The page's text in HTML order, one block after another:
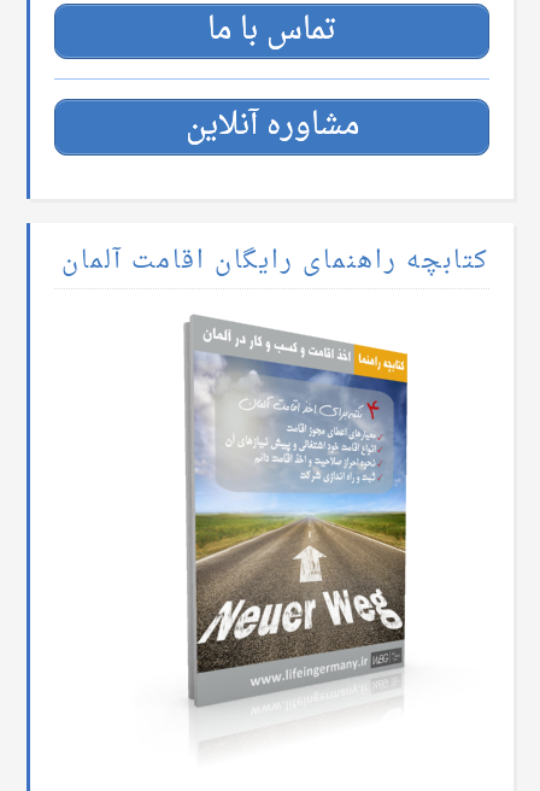
تماس با ما
مشاوره آنلاین
کتابچه راهنمای رایگان اقامت آلمان